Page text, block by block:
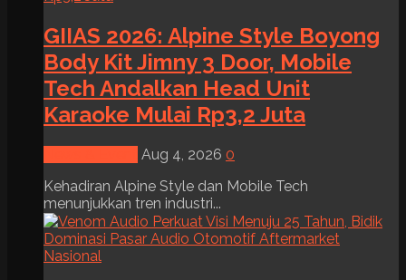
GIIAS 2026: Alpine Style Boyong
Body Kit Jimny 3 Door, Mobile
Tech Andalkan Head Unit
Karaoke Mulai Rp3,2 Juta
Aug 4, 2026 0
Kehadiran Alpine Style dan Mobile Tech
menunjukkan tren industri...